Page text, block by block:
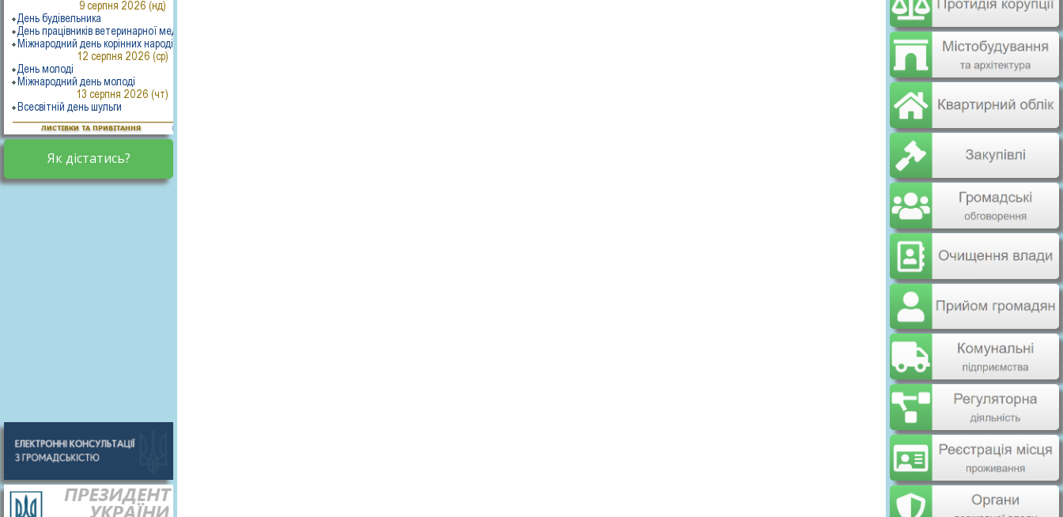
Як дістатись?